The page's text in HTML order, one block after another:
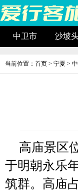
中卫市 沙坡
当前位置： 首页 > 宁夏 >
高庙景区
于明朝永乐
筑群。高庙